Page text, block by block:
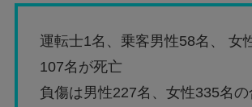
運転士1名、乗客男性58名、 女
107名が死亡
負傷は男性227名、女性335名の